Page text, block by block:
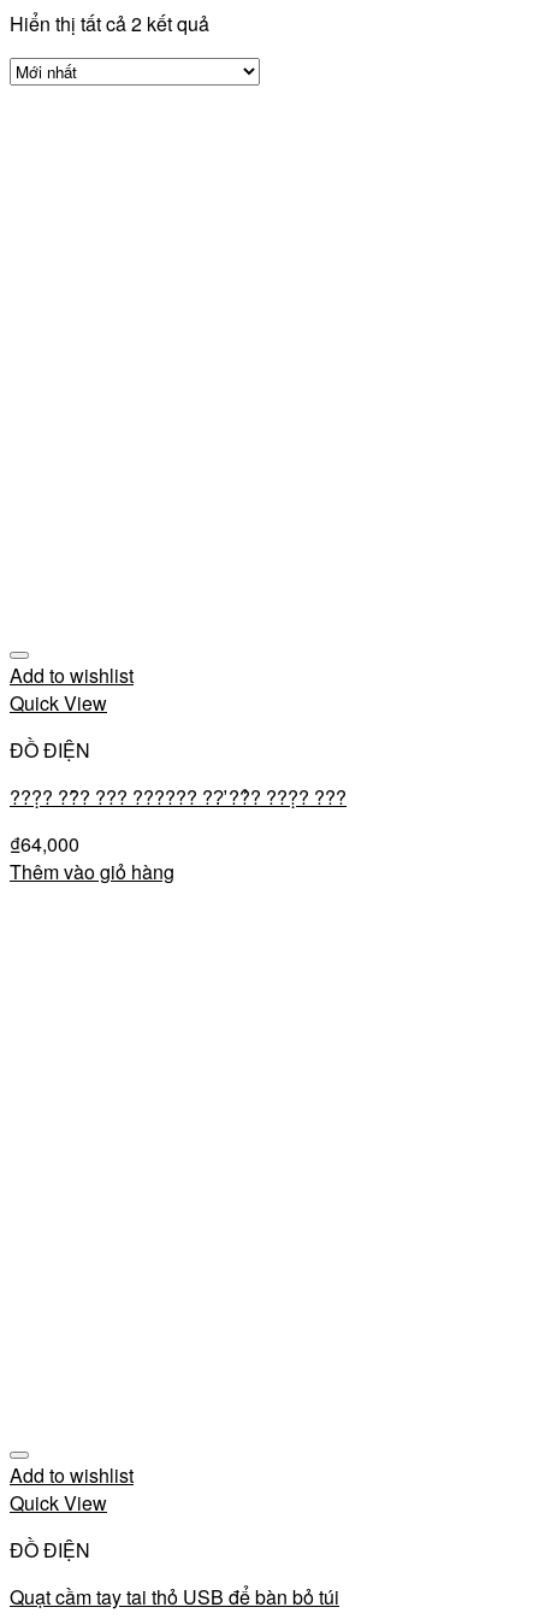
Hiển thị tất cả 2 kết quả
Add to wishlist
Quick View
ĐỒ ĐIỆN
???̣? ??̂̀? ??? ?????? ??̛ ??̉? ???̣? ???
₫64,000
Thêm vào giỏ hàng
Add to wishlist
Quick View
ĐỒ ĐIỆN
Quạt cầm tay tai thỏ USB để bàn bỏ túi